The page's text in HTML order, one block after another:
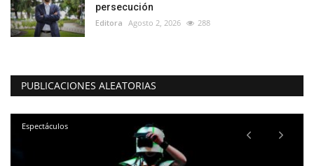
persecución
Editora Agosto 2, 2026 288
PUBLICACIONES ALEATORIAS
Espectáculos